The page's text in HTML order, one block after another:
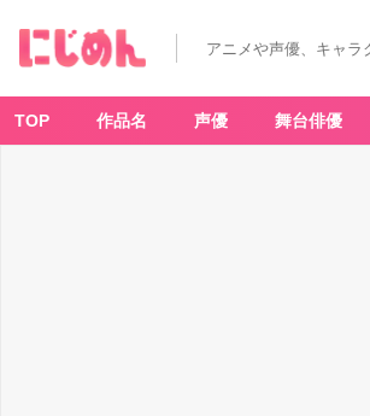
アニメや声優、キャラ
TOP 作品名 声優 舞台俳優